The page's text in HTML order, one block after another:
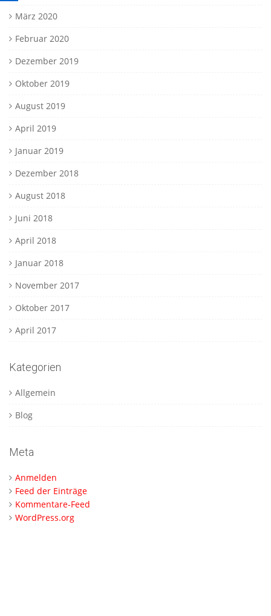
März 2020
Februar 2020
Dezember 2019
Oktober 2019
August 2019
April 2019
Januar 2019
Dezember 2018
August 2018
Juni 2018
April 2018
Januar 2018
November 2017
Oktober 2017
April 2017
Kategorien
Allgemein
Blog
Meta
Anmelden
Feed der Einträge
Kommentare-Feed
WordPress.org